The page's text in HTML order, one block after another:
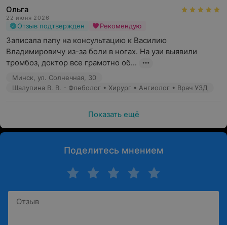
Ольга
22 июня 2026
Отзыв подтвержден Рекомендую
Записала папу на консультацию к Василию
Владимировичу из-за боли в ногах. На узи выявили
тромбоз, доктор все грамотно об...
Минск, ул. Солнечная, 30
Шалупина В. В. - Флеболог • Хирург • Ангиолог • Врач УЗД
Показать ещё
Поделитесь мнением